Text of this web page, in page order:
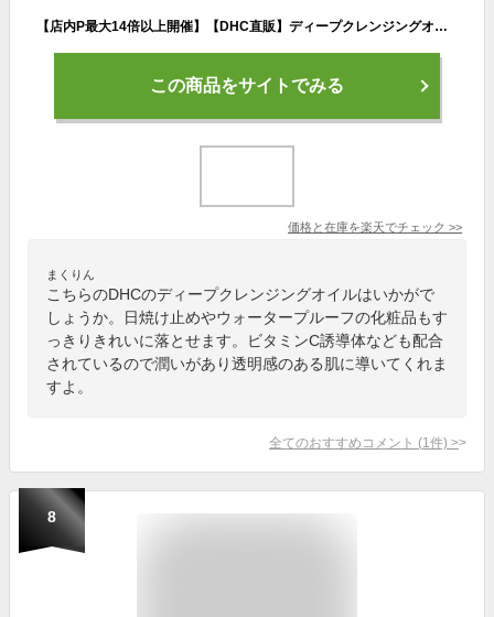
【店内P最大14倍以上開催】【DHC直販】ディープクレンジングオイル リニューブライト | dhc 化粧品 クレンジングオイル 毛穴 スキンケア メイク落とし 角栓 オイル クレンジング 角質 化粧落とし ウォータープルーフ 潤い フェイスケア 毛穴ケア 角質ケア 顔 美肌 well
この商品をサイトでみる
価格と在庫を楽天でチェック >>
まくりん
こちらのDHCのディープクレンジングオイルはいかがで
しょうか。日焼け止めやウォータープルーフの化粧品もす
っきりきれいに落とせます。ビタミンC誘導体なども配合
されているので潤いがあり透明感のある肌に導いてくれま
すよ。
全てのおすすめコメント (1 件) >
8